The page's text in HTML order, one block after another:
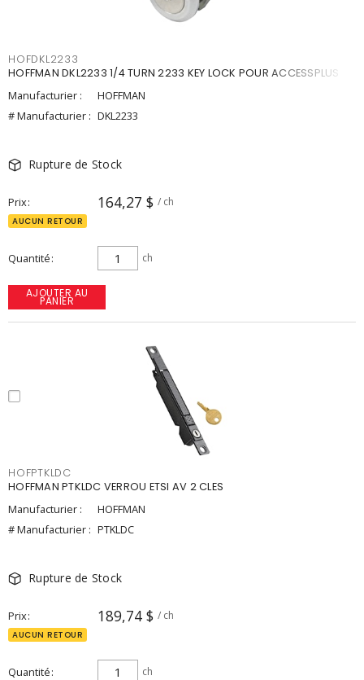
HOFDKL2233
HOFFMAN DKL2233 1/4 TURN 2233 KEY LOCK POUR ACCESSPLUS
Manufacturier :
HOFFMAN
# Manufacturier : DKL2233
Rupture de Stock
Prix 164,27 $ / ch
AUCUN RETOUR
Quantité ch
AJOUTER AU
PANIER
HOFPTKLDC
HOFFMAN PTKLDC VERROU ETSI AV 2 CLES
Manufacturier :
HOFFMAN
# Manufacturier : PTKLDC
Rupture de Stock
Prix 189,74 $ / ch
AUCUN RETOUR
Quantité ch